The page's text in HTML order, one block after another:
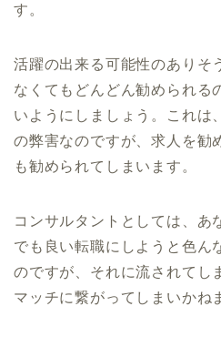
す。
活躍の出来る可能性のありそ
なくてもどんどん勧められる
いようにしましょう。これは
の弊害なのですが、求人を勧
も勧められてしまいます。
コンサルタントとしては、あ
でも良い転職にしようと色ん
のですが、それに流されてし
マッチに繋がってしまいかね